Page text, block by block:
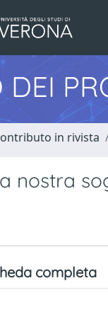
DEI
in rivista
nostra
completa